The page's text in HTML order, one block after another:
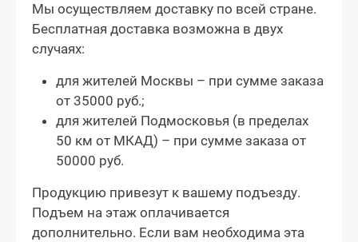
Мы осуществляем доставку по всей стране.
Бесплатная доставка возможна в двух
случаях:
для жителей Москвы – при сумме заказа
от 35000 руб.;
для жителей Подмосковья (в пределах
50 км от МКАД) – при сумме заказа от
50000 руб.
Продукцию привезут к вашему подъезду.
Подъем на этаж оплачивается
дополнительно. Если вам необходима эта